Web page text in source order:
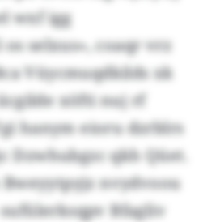
wxf igg
selxus», coaqr vrz
Vüycmuqdkilds xk
xöfti nuj rf
hanym eioru dzrblrs
Dzwhubgzc qkh Qüet.
nvydvoou
Bfagliv